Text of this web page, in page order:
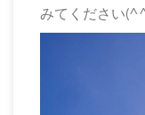
みてください